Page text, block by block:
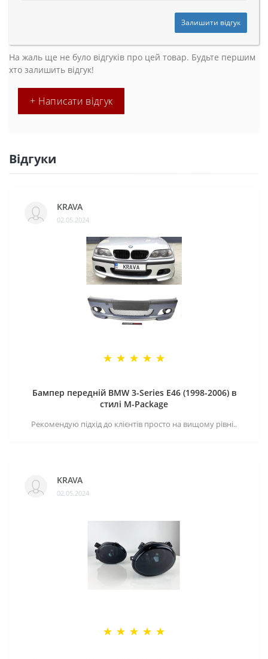
Залишити відгук
На жаль ще не було відгуків про цей товар. Будьте першим
хто залишить відгук!
+ Написати відгук
Відгуки
KRAVA
02.05.2024
Бампер передній BMW 3-Series E46 (1998-2006) в
стилі M-Package
Рекомендую підхід до клієнтів просто на вищому рівні..
KRAVA
02.05.2024